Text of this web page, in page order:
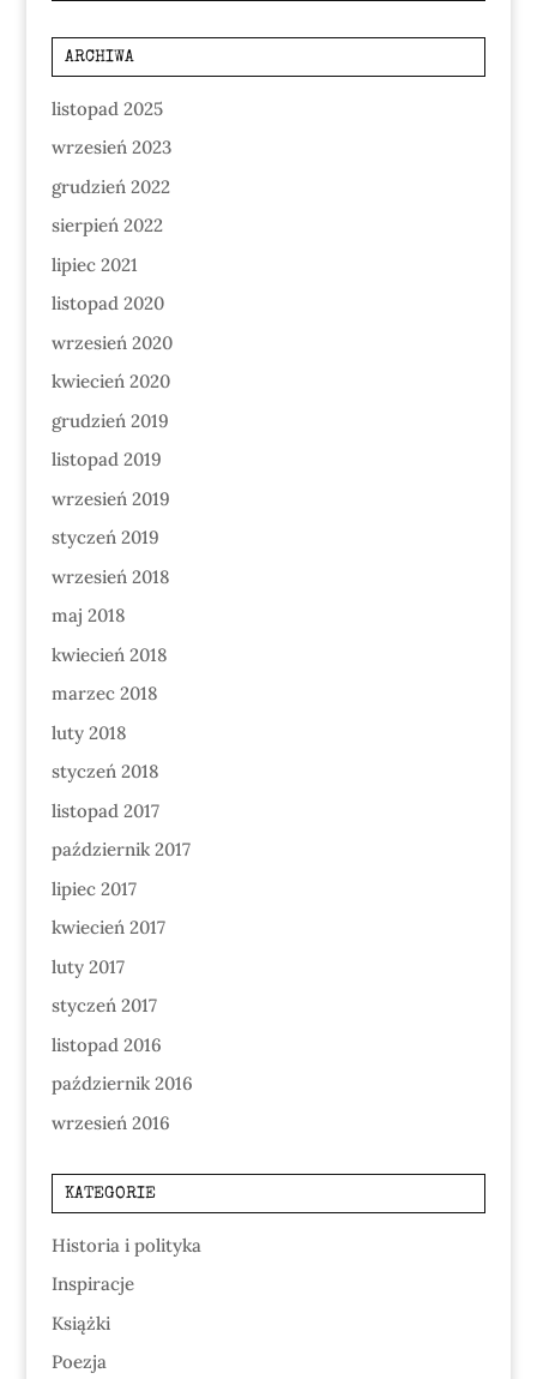
ARCHIWA
listopad 2025
wrzesień 2023
grudzień 2022
sierpień 2022
lipiec 2021
listopad 2020
wrzesień 2020
kwiecień 2020
grudzień 2019
listopad 2019
wrzesień 2019
styczeń 2019
wrzesień 2018
maj 2018
kwiecień 2018
marzec 2018
luty 2018
styczeń 2018
listopad 2017
październik 2017
lipiec 2017
kwiecień 2017
luty 2017
styczeń 2017
listopad 2016
październik 2016
wrzesień 2016
KATEGORIE
Historia i polityka
Inspiracje
Książki
Poezja